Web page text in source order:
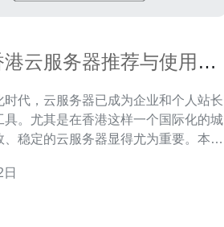
云服务器推荐与使用体
时代，云服务器已成为企业和个人站长
具。尤其是在香港这样一个国际化的城
、稳定的云服务器显得尤为重要。本篇
希望能对您在选择云服务器时提供一